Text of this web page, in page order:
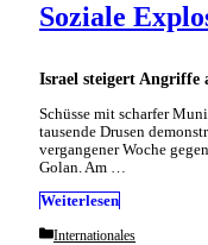
Israel steigert Angriffe
Soziale
Schüsse mit scharfer
tausende Drusen
vergangener Woche
Golan. Am …
Weiterlesen
Categories
Internationales